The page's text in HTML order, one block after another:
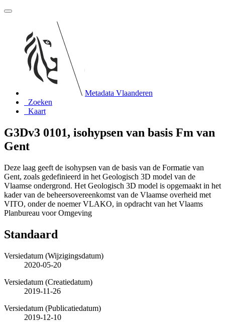
Metadata Vlaanderen
Zoeken
Kaart
G3Dv3 0101, isohypsen van basis Fm van
Gent
Deze laag geeft de isohypsen van de basis van de Formatie van
Gent, zoals gedefinieerd in het Geologisch 3D model van de
Vlaamse ondergrond. Het Geologisch 3D model is opgemaakt in het
kader van de beheersovereenkomst van de Vlaamse overheid met
VITO, onder de noemer VLAKO, in opdracht van het Vlaams
Planbureau voor Omgeving
Standaard
Versiedatum (Wijzigingsdatum)
2020-05-20
Versiedatum (Creatiedatum)
2019-11-26
Versiedatum (Publicatiedatum)
2019-12-10